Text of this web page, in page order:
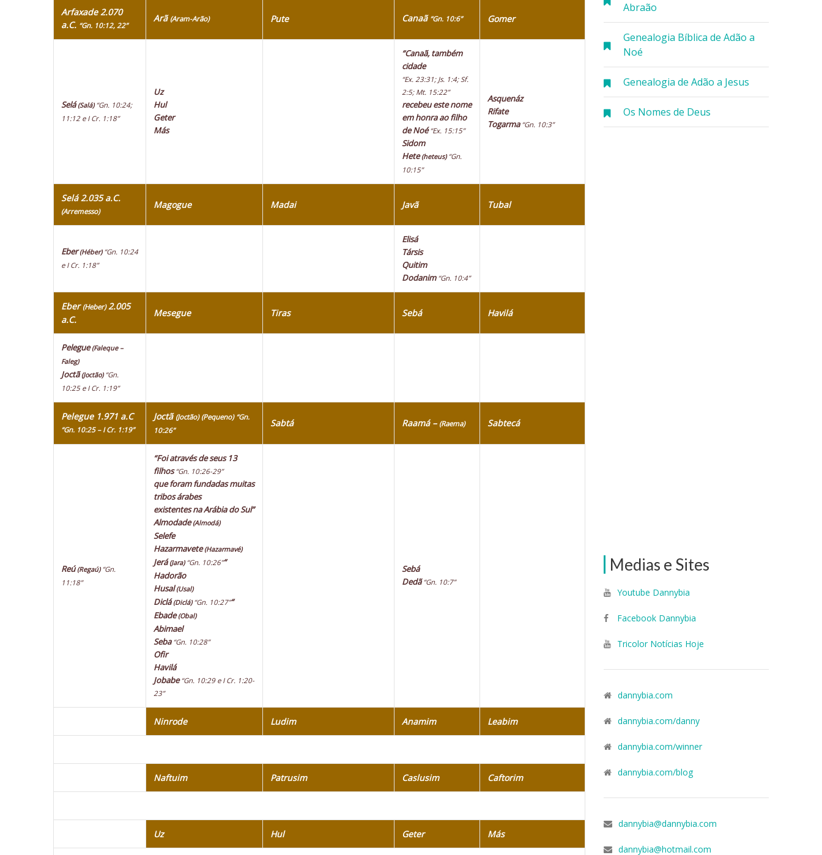
Abraão
Genealogia Bíblica de Adão a
Noé
Genealogia de Adão a Jesus
Os Nomes de Deus
Medias e Sites
Youtube Dannybia
Facebook Dannybia
Tricolor Notícias Hoje
dannybia.com
dannybia.com/danny
dannybia.com/winner
dannybia.com/blog
dannybia@dannybia.com
dannybia@hotmail.com
Arfaxade 2.070
a.C. “Gn. 10:12, 22”
Arã (Aram-Arão) Pute Canaã “Gn. 10:6” Gomer
Selá(Salá) “Gn. 10:24;
11:12 e I Cr. 1:18”
Uz
Hul
Geter
Más
“Canaã, também
cidade
“Ex. 23:31; Js. 1:4; Sf.
2:5; Mt. 15:22”
recebeu este nome
em honra ao filho
de Noé“Ex. 15:15”
Sidom
Hete(heteus) “Gn.
10:15”
Asquenáz
Rifate
Togarma “Gn. 10:3”
Selá 2.035 a.C.
(Arremesso)
Magogue Madai Javã Tubal
Eber(Héber) “Gn. 10:24
e I Cr. 1:18”
Elisá
Társis
Quitim
Dodanim “Gn. 10:4”
Eber (Heber)2.005
a.C.
Mesegue Tiras Sebá Havilá
Pelegue(Faleque –
Faleg)
Joctã(Joctão) “Gn.
10:25 e I Cr. 1:19”
Pelegue 1.971 a.C
“Gn. 10:25 – I Cr. 1:19”
Joctã (Joctão) (Pequeno) “Gn.
10:26”
Sabtá Raamá – (Raema) Sabtecá
Reú(Regaú) “Gn.
11:18”
“Foi através de seus 13
filhos“Gn. 10:26-29”
que foram fundadas muitas
tribos árabes
existentes na Arábia do Sul”
Almodade(Almodá)
Selefe
Hazarmavete(Hazarmavé)
Jerá(Jara) “Gn. 10:26”“
Hadorão
Husal(Usal)
Diclá(Diclá) “Gn. 10:27”“
Ebade(Obal)
Abimael
Seba “Gn. 10:28”
Ofir
Havilá
Jobabe“Gn. 10:29 e I Cr. 1:20-
23”
Sebá
Dedã“Gn. 10:7”
Ninrode Ludim Anamim Leabim
Naftuim Patrusim Caslusim Caftorim
Uz Hul Geter Más